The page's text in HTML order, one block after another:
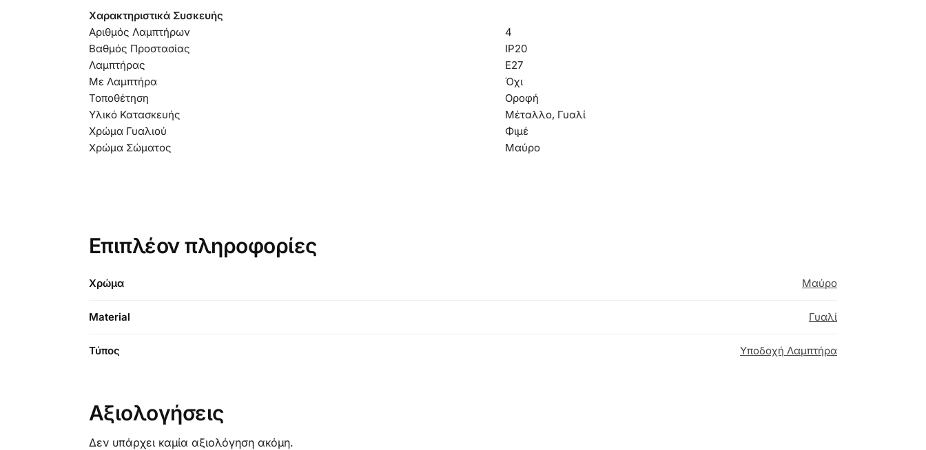
Χαρακτηριστικά Συσκευής
Αριθμός Λαμπτήρων
4
Βαθμός Προστασίας
IP20
Λαμπτήρας
Ε27
Με Λαμπτήρα
Όχι
Τοποθέτηση
Οροφή
Υλικό Κατασκευής
Μέταλλο, Γυαλί
Χρώμα Γυαλιού
Φιμέ
Χρώμα Σώματος
Μαύρο
Επιπλέον πληροφορίες
Χρώμα Μαύρο
Material Γυαλί
Τύπος Υποδοχή Λαμπτήρα
Αξιολογήσεις
Δεν υπάρχει καμία αξιολόγηση ακόμη.